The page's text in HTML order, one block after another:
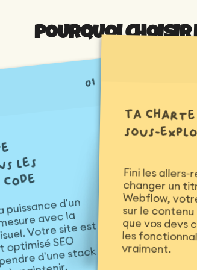
POURQUOI CHOISIR
01
les
d'un
avec la
Votre site est
SEO
d'une stack
Ta
sous-
Fini les
changer un
Webflow,
sur le
que vos devs
les
vraiment.